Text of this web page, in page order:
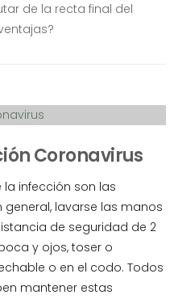
de la recta final del
Coronavirus
infección son las
lavarse las manos
de seguridad de 2
y ojos, toser o
o en el codo. Todos
mantener estas